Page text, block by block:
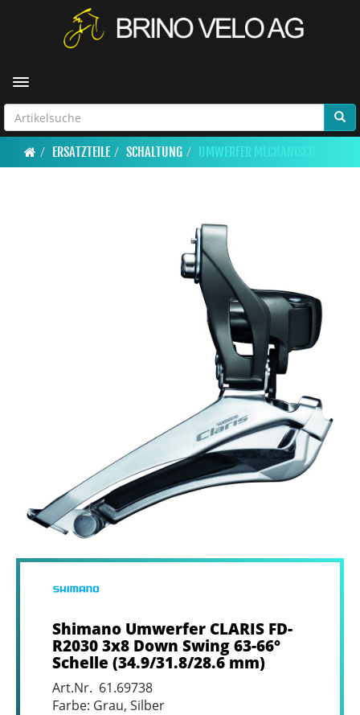
Toggle navigation
ERSATZTEILE SCHALTUNG UMWERFER MECHANISCH
Shimano Umwerfer CLARIS FD-
R2030 3x8 Down Swing 63-66°
Schelle (34.9/31.8/28.6 mm)
Art.Nr. 61.69738
Farbe: Grau, Silber